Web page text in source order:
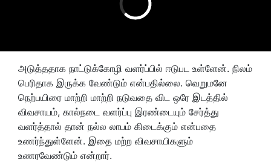
அடுத்ததாக நாட்டுக்கோழி வளர்ப்பில் ஈடுபட உள்ளேன். நிலம்
பெரிதாக இருக்க வேண்டும் என்பதில்லை. வெறுமனே
நெற்பயிரை மாற்றி மாற்றி நடுவதை விட ஒரே இடத்தில்
விவசாயம், கால்நடை வளர்ப்பு இரண்டையும் சேர்த்து
வளர்த்தால் தான் நல்ல லாபம் கிடைக்கும் என்பதை
உணர்ந்துள்ளேன். இதை மற்ற விவசாயிகளும்
உணரவேண்டும் என்றார்.